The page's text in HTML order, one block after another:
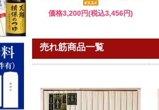
価格3,200円(税込3,456円)
売れ筋商品一覧